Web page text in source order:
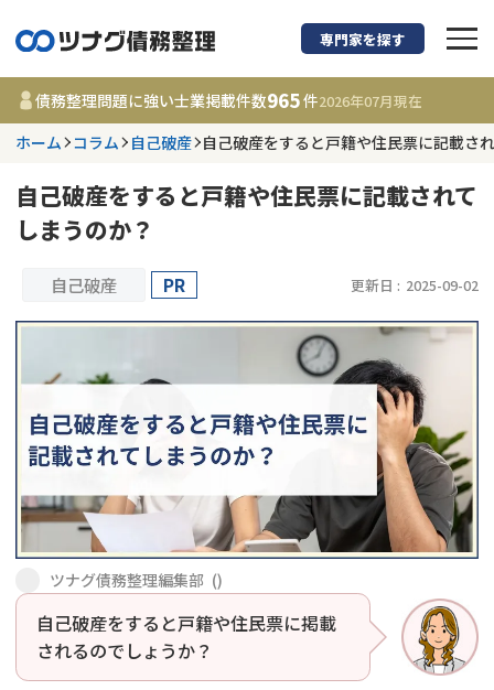
債務整理に強い弁
都道府県を選択
事務所 965
借金返済相談・交渉
任意整理
会社破産・法人破産
消費者金融・サラ金
闇金
費用相場
コラム
個人再生（民事再生）
過払金
専門家を探す
債務整理問題に強い士業掲載件数965件2026年07月現在
ホーム コラム 自己破産 自己破産をすると戸籍や住民票に記載さ
自己破産をすると戸籍や住民票に記載されて
しまうのか？
自己破産 PR 更新日 : 2025-09-02
ツナグ債務整理編集部 ()
自己破産をすると戸籍や住民票に掲載
されるのでしょうか？